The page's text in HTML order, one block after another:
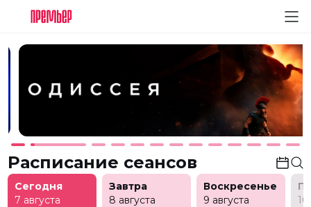
Расписание сеансов
Сегодня
7 августа
Завтра
8 августа
Воскресенье
9 августа
10